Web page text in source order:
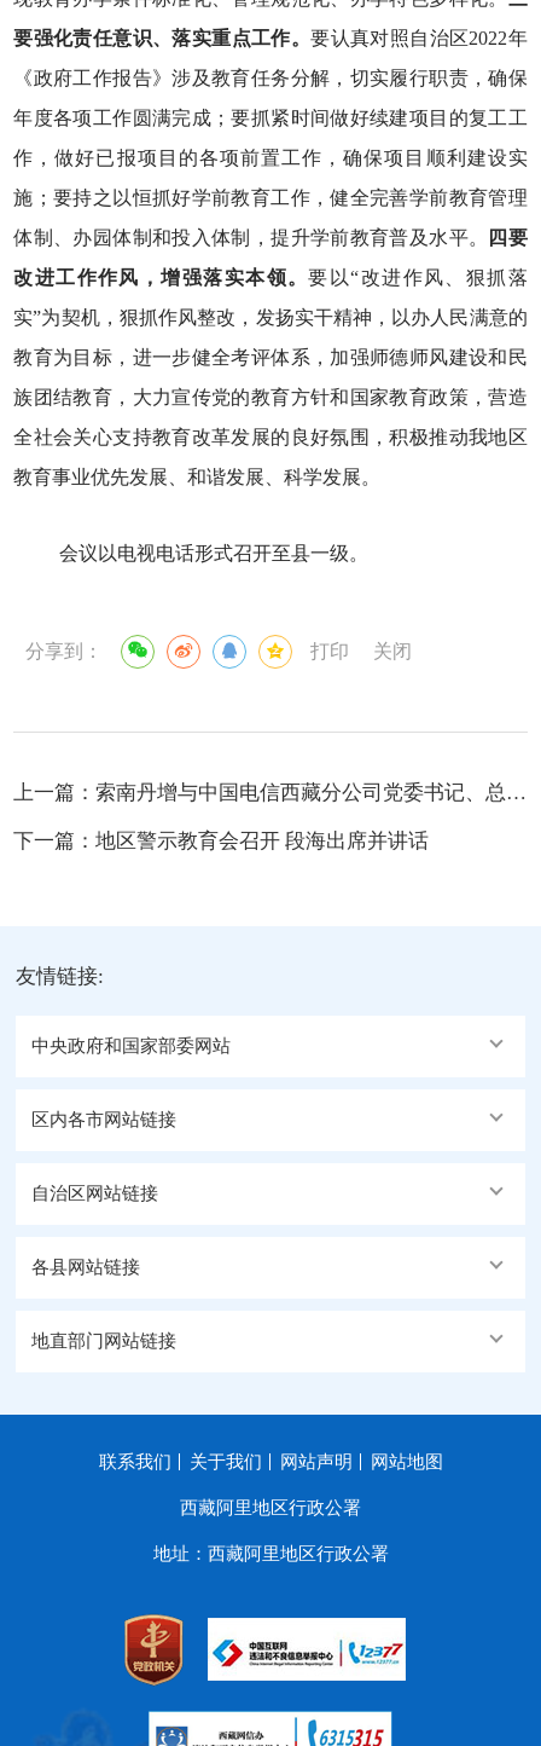
要强化责任意识、落实重点工作。要认真对照自治区2022年
《政府工作报告》涉及教育任务分解，切实履行职责，确保
年度各项工作圆满完成；要抓紧时间做好续建项目的复工工
作，做好已报项目的各项前置工作，确保项目顺利建设实
施；要持之以恒抓好学前教育工作，健全完善学前教育管理
体制、办园体制和投入体制，提升学前教育普及水平。
四要
改进工作作风，增强落实本领。要以“改进作风、狠抓落
实”为契机，狠抓作风整改，发扬实干精神，以办人民满意的
教育为目标，进一步健全考评体系，加强师德师风建设和民
族团结教育，大力宣传党的教育方针和国家教育政策，营造
全社会关心支持教育改革发展的良好氛围，积极推动我地区
教育事业优先发展、和谐发展、科学发展。
会议以电视电话形式召开至县一级。
分享到： 打印 关闭
上一篇： 索南丹增与中国电信西藏分公司党委书记、总经理周清久座谈
下一篇：地区警示教育会召开 段海出席并讲话
友情链接:
中央政府和国家部委网站
区内各市网站链接
自治区网站链接
各县网站链接
地直部门网站链接
联系我们 关于我们 网站声明 网站地图
西藏阿里地区行政公署
地址：西藏阿里地区行政公署